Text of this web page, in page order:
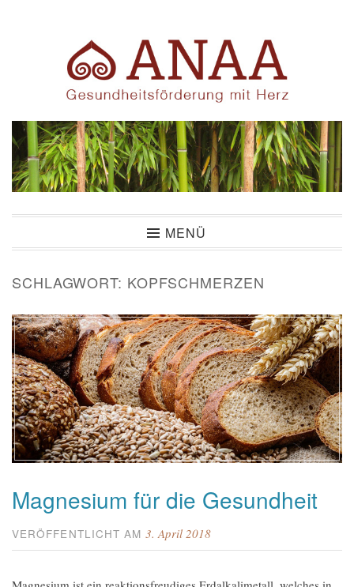
ANAA MENÜ
SCHLAGWORT: KOPFSCHMERZEN
Magnesium für die Gesundheit
VERÖFFENTLICHT AM3. April 2018